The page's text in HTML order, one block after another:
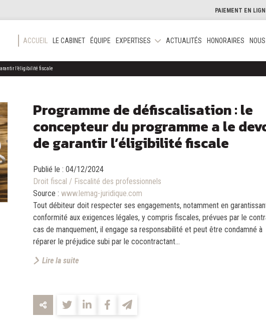
PAIEMENT EN
ACCUEIL LE CABINET ÉQUIPE EXPERTISES ACTUALITÉS HONORAIRES
l’éligibilité fiscale
Programme de défiscalisation : le
concepteur du programme a le
de garantir l’éligibilité fiscale
Publié le : 04/12/2024
Droit fiscal / Fiscalité des professionnels
Source : www.lemag-juridique.com
Tout débiteur doit respecter ses engagements, notamment en
conformité aux exigences légales, y compris fiscales, prévues par le
cas de manquement, il engage sa responsabilité et peut être condamné à
réparer le préjudice subi par le cocontractant...
Lire la suite